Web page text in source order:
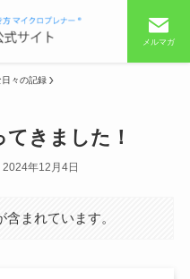
メルマガ
日々の記録
きました！
2024年12月4日
まれています。